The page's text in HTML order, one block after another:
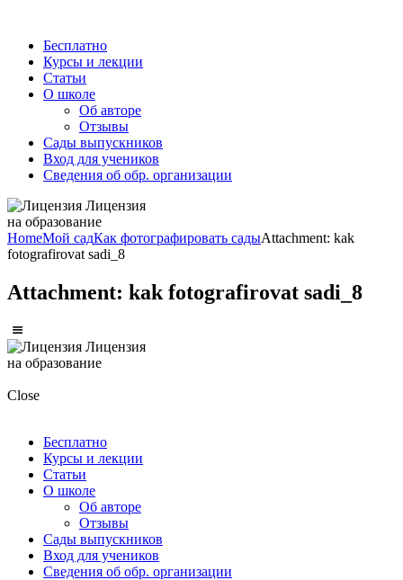
Бесплатно
Курсы и лекции
Статьи
О школе
Об авторе
Отзывы
Сады выпускников
Вход для учеников
Сведения об обр. организации
Лицензия
на образование
HomeМой садКак фотографировать садыAttachment: kak
fotografirovat sadi_8
Attachment: kak fotografirovat sadi_8
Лицензия
на образование
Close
Бесплатно
Курсы и лекции
Статьи
О школе
Об авторе
Отзывы
Сады выпускников
Вход для учеников
Сведения об обр. организации